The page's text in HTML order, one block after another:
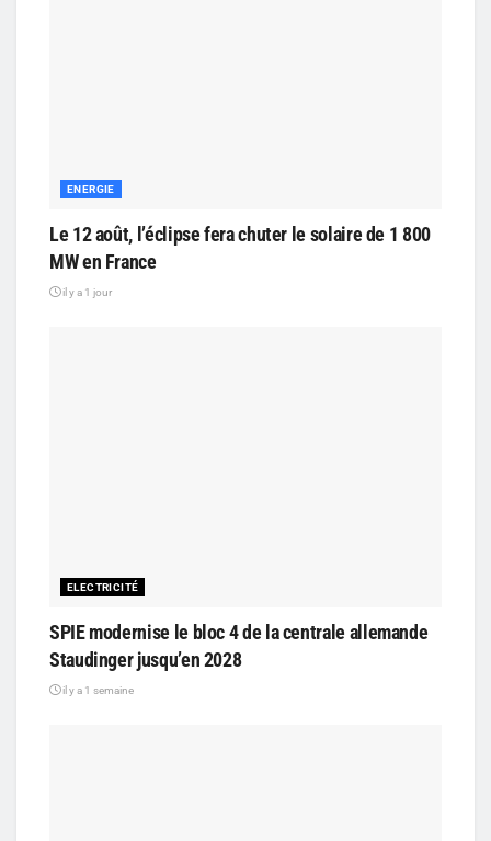
ENERGIE
Le 12 août, l’éclipse fera chuter le solaire de 1 800
MW en France
il y a 1 jour
ELECTRICITÉ
SPIE modernise le bloc 4 de la centrale allemande
Staudinger jusqu’en 2028
il y a 1 semaine